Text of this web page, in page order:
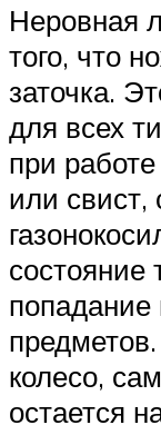
Неровная
того, что
заточка.
для всех
при
или свист,
состояние
попадание
колесо,
остается